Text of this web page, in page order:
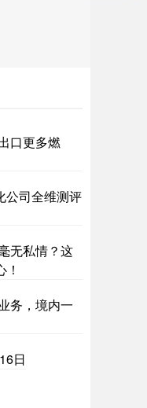
口更多燃
公司全维测评
无私情？这
务，境内一
日